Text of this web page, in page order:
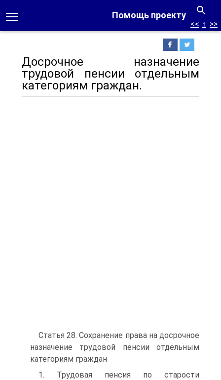
Помощь проекту
<< ↑ >>
Досрочное назначение
трудовой пенсии отдельным
категориям граждан.
Статья 28. Сохранение права на досрочное
назначение трудовой пенсии отдельным
категориям граждан
1. Трудовая пенсия по старости